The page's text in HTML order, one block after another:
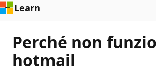
Learn
Perché non
hotmail